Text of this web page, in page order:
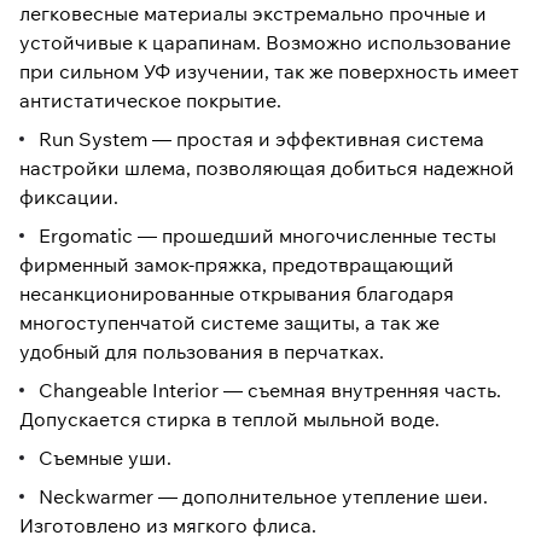
легковесные материалы экстремально прочные и
устойчивые к царапинам. Возможно использование
при сильном УФ изучении, так же поверхность имеет
антистатическое покрытие.
Run System — простая и эффективная система
настройки шлема, позволяющая добиться надежной
фиксации.
Ergomatic — прошедший многочисленные тесты
фирменный замок-пряжка, предотвращающий
несанкционированные открывания благодаря
многоступенчатой системе защиты, а так же
удобный для пользования в перчатках.
Changeable Interior — съемная внутренняя часть.
Допускается стирка в теплой мыльной воде.
Съемные уши.
Neckwarmer — дополнительное утепление шеи.
Изготовлено из мягкого флиса.